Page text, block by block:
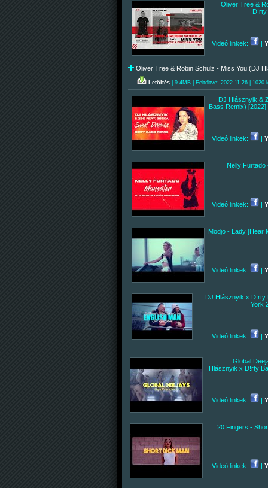
Oliver Tree &
D!rty
Videó linkek: |
Oliver Tree & Robin Schulz - Miss You (DJ
Letöltés | 9.4MB | Feltöltve: 2022.11.26 | 1020
DJ Hlásznyik &
Bass Remix)
Videó linkek: |
Nelly
Videó linkek: |
Modjo - Lady [Hear
Videó linkek: |
DJ Hlásznyik x D!rty
York
Videó linkek: |
Global
Hlásznyik x D!rty
Videó linkek: |
20 Fingers -
Videó linkek: |